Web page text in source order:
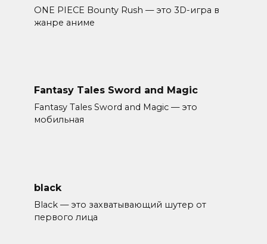
ONE PIECE Bounty Rush — это 3D-игра в
жанре аниме
Fantasy Tales Sword and Magic
Fantasy Tales Sword and Magic — это
мобильная
black
Black — это захватывающий шутер от
первого лица